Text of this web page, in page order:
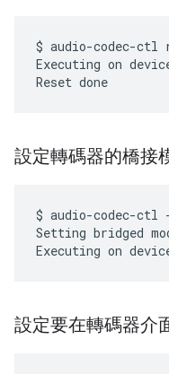
$ audio-codec-ctl
Executing on
設定轉碼器的橋接
$ audio-codec-ctl
Setting bridged
設定要在轉碼器介